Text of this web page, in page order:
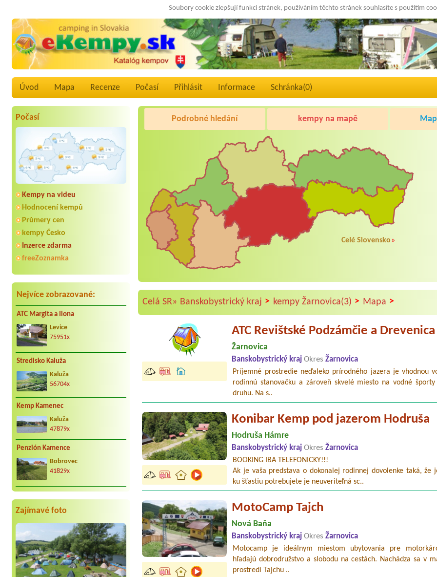
Soubory cookie zlepšují funkci stránek, používáním těchto stránek souhlasíte s použitím
Úvod Mapa Recenze Počasí Přihlásit Informace Schránka(0)
Počasí
Kempy na videu
Hodnocení kempů
Průmery cen
kempy Česko
Inzerce zdarma
freeZoznamka
Nejvíce zobrazované:
ATC Margita a Ilona
Levice
75951x
Stredisko Kaluža
Kaluža
56704x
Kemp Kamenec
Kaluža
47879x
Penzión Kamence
Bobrovec
41829x
Zajímavé foto
Podrobné hledání kempy na mapě
Celé Slovensko»
Celá SR» Banskobystrický kraj > kempy Žarnovica(3) > Mapa >
ATC Revištské Podzámčie a Drevenica
Žarnovica
Banskobystrický krajOkres Žarnovica
Príjemné prostredie neďaleko prírodného jazera je vhodnou
rodinnú stanovačku a zároveň skvelé miesto na vodné športy
druhu. Na s..
Konibar Kemp pod jazerom Hodruša
Hodruša Hámre
Banskobystrický krajOkres Žarnovica
BOOKING IBA TELEFONICKY!!!
Ak je vaša predstava o dokonalej rodinnej dovolenke taká, že
ku šťastiu potrebujete je neuveriteľná sc..
MotoCamp Tajch
Nová Baňa
Banskobystrický krajOkres Žarnovica
Motocamp je ideálnym miestom ubytovania pre
hľadajú dobrodružstvo a slobodu na cestách. Nachádza sa v
prostredí Tajchu ..
Termín od 2026-08-07 |
Autokemping Kesov
1 místo na stan, dvě dospělé osoby, el. pripojku